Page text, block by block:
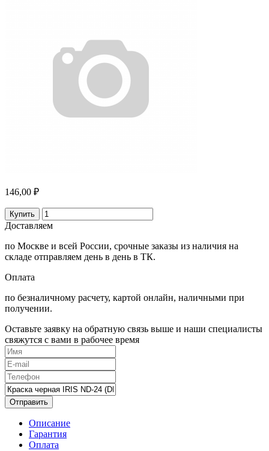
146,00 ₽
Купить
Доставляем
по Москве и всей России, срочные заказы из наличия на
складе отправляем день в день в ТК.
Оплата
по безналичному расчету, картой онлайн, наличными при
получении.
Оставьте заявку на обратную связь выше и наши специалисты
свяжутся с вами в рабочее время
Отправить
Описание
Гарантия
Оплата